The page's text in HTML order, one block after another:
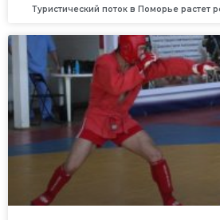
Туристический поток в Поморье растет